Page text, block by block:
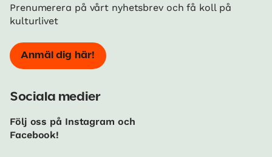
Prenumerera på vårt nyhetsbrev och få koll på
kulturlivet
Anmäl dig här!
Sociala medier
Följ oss på Instagram och
Facebook!